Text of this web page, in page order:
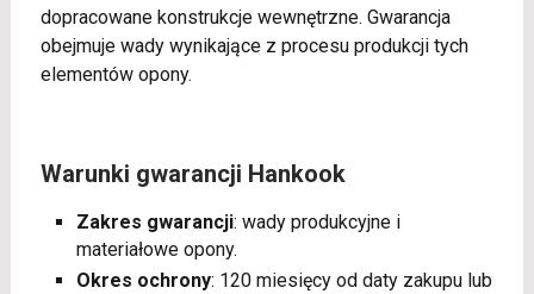
dopracowane konstrukcje wewnętrzne. Gwarancja
obejmuje wady wynikające z procesu produkcji tych
elementów opony.
Warunki gwarancji Hankook
Zakres gwarancji: wady produkcyjne i
materiałowe opony.
Okres ochrony: 120 miesięcy od daty zakupu lub